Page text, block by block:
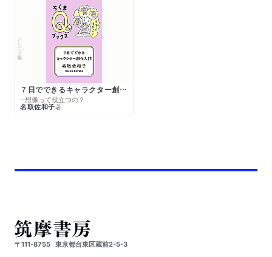
シリーズ・全集
７日でできるキャラクター創作入門
─想像って役立つの？
名取佐和子著
〒111-8755 東京都台東区蔵前2-5-3